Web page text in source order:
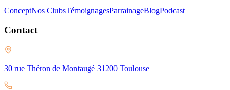
ConceptNos ClubsTémoignagesParrainageBlogPodcast
Contact
30 rue Théron de Montaugé 31200 Toulouse